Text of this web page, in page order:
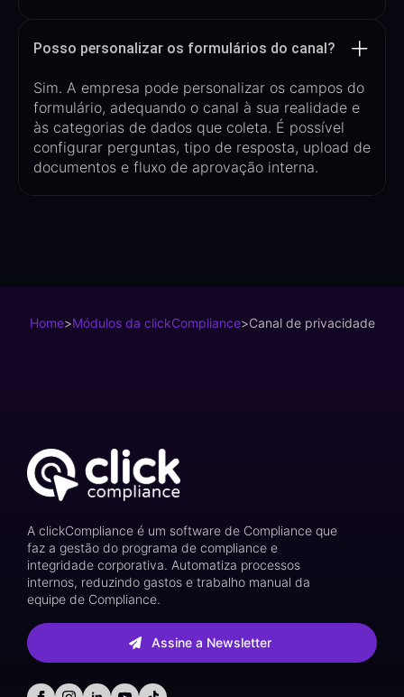
Posso personalizar os formulários do canal?
Sim. A empresa pode personalizar os campos do
formulário, adequando o canal à sua realidade e
às categorias de dados que coleta. É possível
configurar perguntas, tipo de resposta, upload de
documentos e fluxo de aprovação interna.
Home>Módulos da clickCompliance>Canal de privacidade
A clickCompliance é um software de Compliance que
faz a gestão do programa de compliance e
integridade corporativa. Automatiza processos
internos, reduzindo gastos e trabalho manual da
equipe de Compliance.
Assine a Newsletter